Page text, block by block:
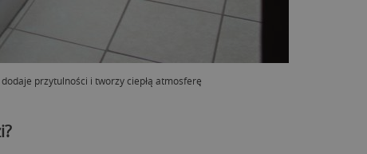
dodaje przytulności i tworzy ciepłą atmosferę